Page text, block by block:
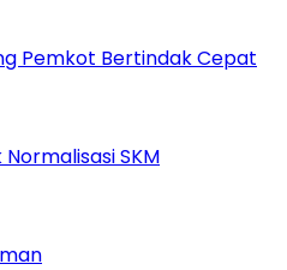
Pemkot Bertindak Cepat
SKM